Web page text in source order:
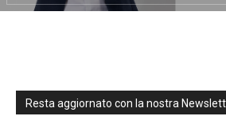
Resta aggiornato con la nostra